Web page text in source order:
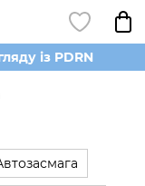
із PDRN